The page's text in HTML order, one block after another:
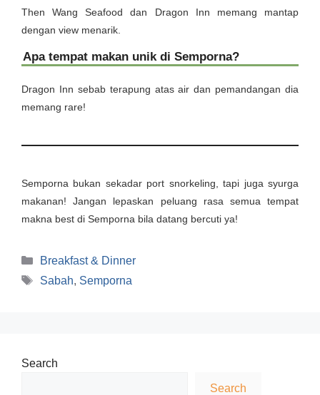
Then Wang Seafood dan Dragon Inn memang mantap
dengan view menarik.
Apa tempat makan unik di Semporna?
Dragon Inn sebab terapung atas air dan pemandangan dia
memang rare!
Semporna bukan sekadar port snorkeling, tapi juga syurga
makanan! Jangan lepaskan peluang rasa semua tempat
makna best di Semporna bila datang bercuti ya!
Categories
Breakfast & Dinner
Tags
Sabah, Semporna
Search
Search